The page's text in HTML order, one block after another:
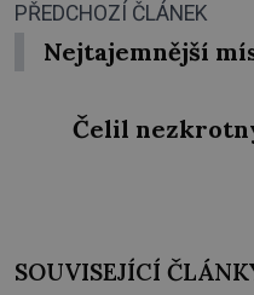
PŘEDCHOZÍ ČLÁNEK
Nejtajemnější
Čelil
SOUVISEJÍCÍ